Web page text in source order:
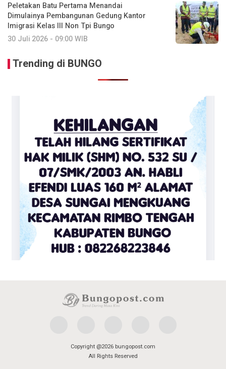
Peletakan Batu Pertama Menandai
Dimulainya Pembangunan Gedung Kantor
Imigrasi Kelas III Non Tpi Bungo
30 Juli 2026 - 09:00 WIB
Trending di BUNGO
Copyright @2026 bungopost.com
All Rights Reserved